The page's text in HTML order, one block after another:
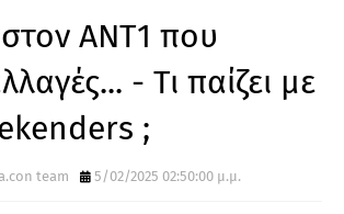
ΑΝΤ1 που
- Τι παίζει με
;
team 5/02/2025 02:50:00 μ.μ.